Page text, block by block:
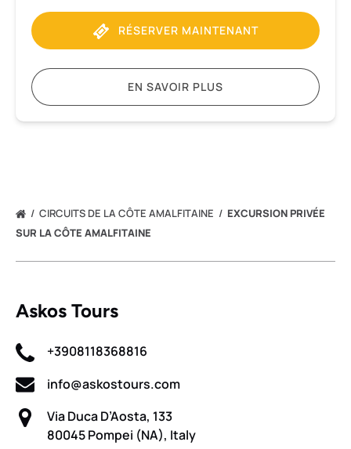
RÉSERVER MAINTENANT
EN SAVOIR PLUS
CIRCUITS DE LA CÔTE AMALFITAINE
EXCURSION PRIVÉE
SUR LA CÔTE AMALFITAINE
Askos Tours
+3908118368816
info@askostours.com
Via Duca D’Aosta, 133
80045 Pompei (NA), Italy